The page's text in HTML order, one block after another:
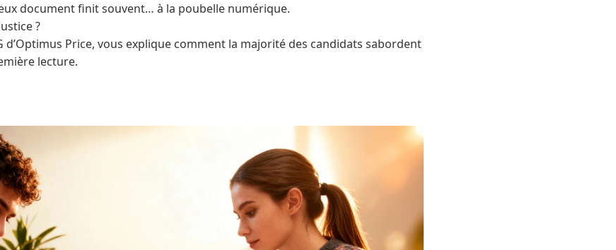
document finit souvent… à la poubelle numérique.
?
d’Optimus Price, vous explique comment la majorité des candidats sabordent
lecture.